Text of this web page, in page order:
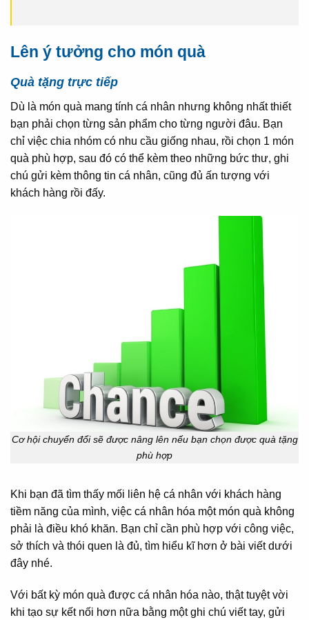
Lên ý tưởng cho món quà
Quà tặng trực tiếp
Dù là món quà mang tính cá nhân nhưng không nhất thiết
bạn phải chọn từng sản phẩm cho từng người đâu. Bạn
chỉ việc chia nhóm có nhu cầu giống nhau, rồi chọn 1 món
quà phù hợp, sau đó có thể kèm theo những bức thư, ghi
chú gửi kèm thông tin cá nhân, cũng đủ ấn tượng với
khách hàng rồi đấy.
Cơ hội chuyển đổi sẽ được nâng lên nếu bạn chọn được quà tặng
phù hợp
Khi bạn đã tìm thấy mối liên hệ cá nhân với khách hàng
tiềm năng của mình, việc cá nhân hóa một món quà không
phải là điều khó khăn. Bạn chỉ cần phù hợp với công việc,
sở thích và thói quen là đủ, tìm hiểu kĩ hơn ở bài viết dưới
đây nhé.
Với bất kỳ món quà được cá nhân hóa nào, thật tuyệt vời
khi tạo sự kết nối hơn nữa bằng một ghi chú viết tay, gửi